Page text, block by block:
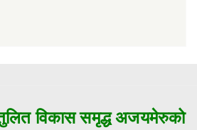
विकास समृद्ध अजयमेरुको